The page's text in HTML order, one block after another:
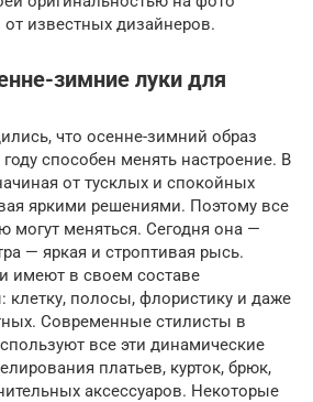
известных дизайнеров.
зимние луки для
что осенне-зимний образ
способен менять настроение. В
от тусклых и спокойных
яркими решениями. Поэтому все
могут меняться. Сегодня она —
— яркая и строптивая рысь.
имеют в своем составе
клетку, полосы, флористику и даже
Современные стилисты в
все эти динамические
платьев, курток, брюк,
аксессуаров. Некоторые